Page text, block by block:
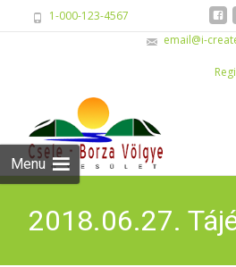
1-000-123-4567
email@i-
Menu
2018.06.27.